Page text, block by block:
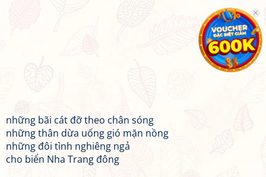
những bãi cát đỡ theo chân sóng
những thân dừa uống gió mặn nồng
những đôi tình nghiêng ngả
cho biển Nha Trang đông